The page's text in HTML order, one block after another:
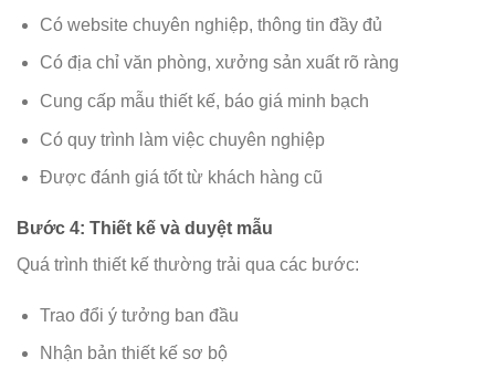
Có website chuyên nghiệp, thông tin đầy đủ
Có địa chỉ văn phòng, xưởng sản xuất rõ ràng
Cung cấp mẫu thiết kế, báo giá minh bạch
Có quy trình làm việc chuyên nghiệp
Được đánh giá tốt từ khách hàng cũ
Bước 4: Thiết kế và duyệt mẫu
Quá trình thiết kế thường trải qua các bước:
Trao đổi ý tưởng ban đầu
Nhận bản thiết kế sơ bộ